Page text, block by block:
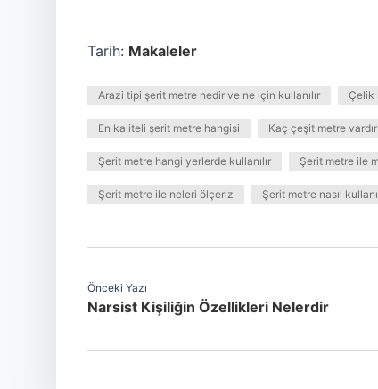
Tarih: Makaleler
Arazi tipi şerit metre nedir ve ne için kullanılır Çelik
En kaliteli şerit metre hangisi Kaç çeşit metre vardır
Şerit metre hangi yerlerde kullanılır Şerit metre ile
Şerit metre ile neleri ölçeriz Şerit metre nasıl
Önceki Yazı
Narsist Kişiliğin Özellikleri Nelerdir